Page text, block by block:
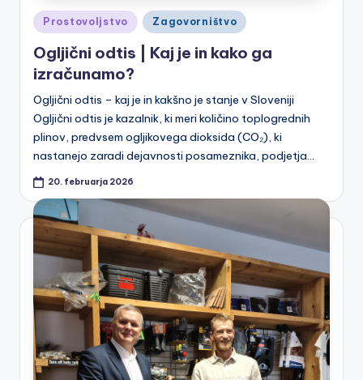
Posted
in
Prostovoljstvo Zagovorništvo
Ogljični odtis | Kaj je in kako ga
izračunamo?
Ogljični odtis – kaj je in kakšno je stanje v Sloveniji
Ogljični odtis je kazalnik, ki meri količino toplogrednih
plinov, predvsem ogljikovega dioksida (CO₂), ki
nastanejo zaradi dejavnosti posameznika, podjetja…
20. februarja 2026